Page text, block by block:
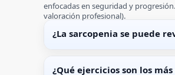
enfocadas en seguridad y
valoración profesional).
¿La sarcopenia se puede
¿Qué ejercicios son los